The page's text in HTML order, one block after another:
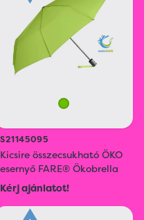
S21145095
Kicsire összecsukható ÖKO
esernyő FARE® Ökobrella
Kérj ajánlatot!